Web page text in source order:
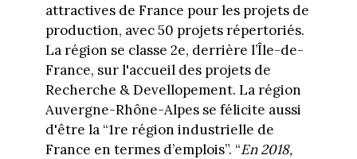
attractives de France pour les projets de
production, avec 50 projets répertoriés.
La région se classe 2e, derrière l’Île-de-
France, sur l'accueil des projets de
Recherche & Devellopement. La région
Auvergne-Rhône-Alpes se félicite aussi
d'être la “1re région industrielle de
France en termes d’emplois”. “En 2018,